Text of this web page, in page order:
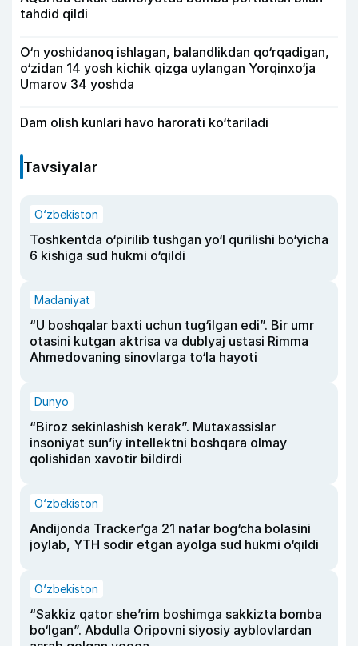
tahdid qildi
O‘n yoshidanoq ishlagan, balandlikdan qo‘rqadigan,
o‘zidan 14 yosh kichik qizga uylangan Yorqinxo‘ja
Umarov 34 yoshda
Dam olish kunlari havo harorati ko‘tariladi
Tavsiyalar
O‘zbekiston
Toshkentda o‘pirilib tushgan yo‘l qurilishi bo‘yicha
6 kishiga sud hukmi o‘qildi
Madaniyat
“U boshqalar baxti uchun tug‘ilgan edi”. Bir umr
otasini kutgan aktrisa va dublyaj ustasi Rimma
Ahmedovaning sinovlarga to‘la hayoti
Dunyo
“Biroz sekinlashish kerak”. Mutaxassislar
insoniyat sun’iy intellektni boshqara olmay
qolishidan xavotir bildirdi
O‘zbekiston
Andijonda Tracker’ga 21 nafar bog‘cha bolasini
joylab, YTH sodir etgan ayolga sud hukmi o‘qildi
O‘zbekiston
“Sakkiz qator she’rim boshimga sakkizta bomba
bo‘lgan”. Abdulla Oripovni siyosiy ayblovlardan